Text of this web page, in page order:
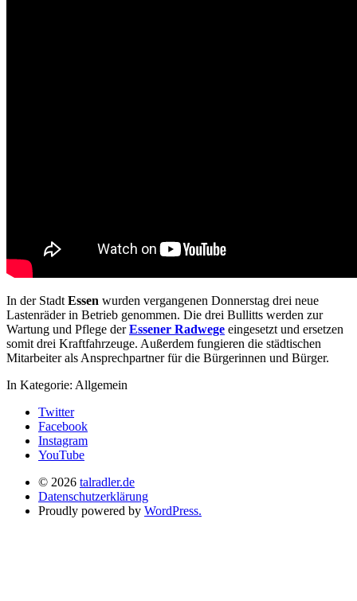
In der Stadt Essen wurden vergangenen Donnerstag drei neue
Lastenräder in Betrieb genommen. Die drei Bullitts werden zur
Wartung und Pflege derEssener Radwege eingesetzt und ersetzen
somit drei Kraftfahrzeuge. Außerdem fungieren die städtischen
Mitarbeiter als Ansprechpartner für die Bürgerinnen und Bürger.
In Kategorie: Allgemein
Twitter
Facebook
Instagram
YouTube
© 2026 talradler.de
Datenschutzerklärung
Proudly powered by WordPress.